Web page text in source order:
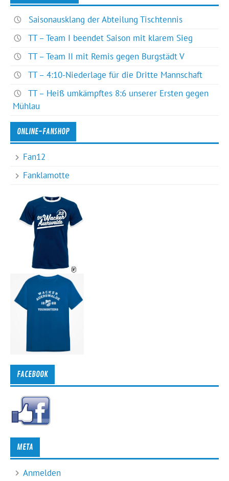
Saisonausklang der Abteilung Tischtennis
TT – Team I beendet Saison mit klarem Sieg
TT – Team II mit Remis gegen Burgstädt V
TT – 4:10-Niederlage für die Dritte Mannschaft
TT – Heiß umkämpftes 8:6 unserer Ersten gegen
Mühlau
ONLINE-FANSHOP
Fan12
Fanklamotte
FACEBOOK
META
Anmelden